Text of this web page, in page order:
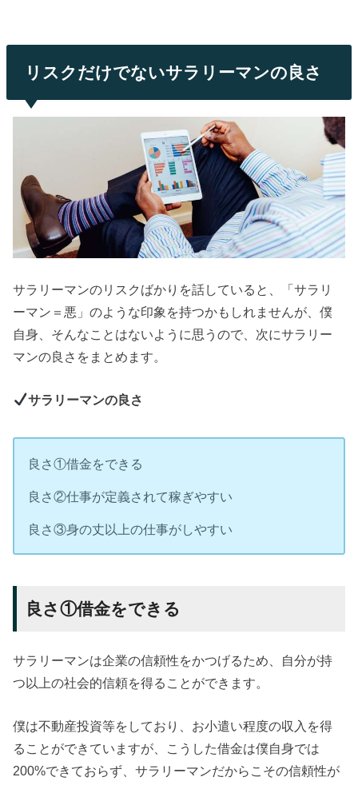
リスクだけでないサラリーマンの良さ
サラリーマンのリスクばかりを話していると、「サラリ
ーマン＝悪」のような印象を持つかもしれませんが、僕
自身、そんなことはないように思うので、次にサラリー
マンの良さをまとめます。
サラリーマンの良さ
良さ①借金をできる
良さ②仕事が定義されて稼ぎやすい
良さ③身の丈以上の仕事がしやすい
良さ①借金をできる
サラリーマンは企業の信頼性をかつげるため、自分が持
つ以上の社会的信頼を得ることができます。
僕は不動産投資等をしており、お小遣い程度の収入を得
ることができていますが、こうした借金は僕自身では
200%できておらず、サラリーマンだからこその信頼性が